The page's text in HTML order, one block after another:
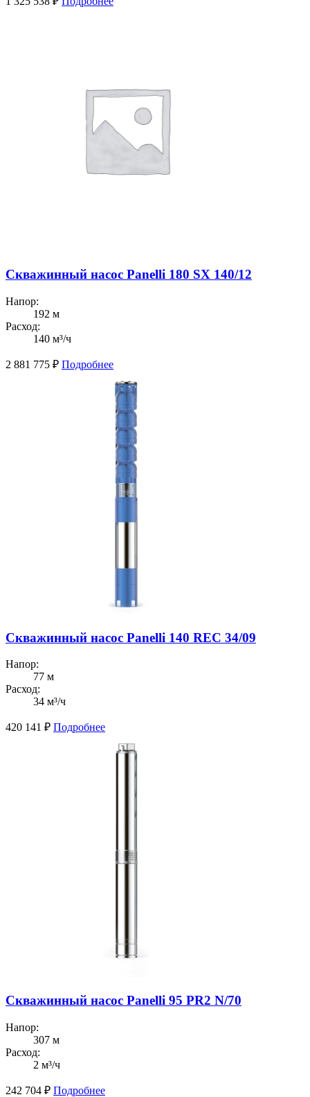
Скважинный насос Panelli 180 SX 140/12
Напор:
192 м
Расход:
140 м³/ч
2 881 775 ₽ Подробнее
Скважинный насос Panelli 140 REC 34/09
Напор:
77 м
Расход:
34 м³/ч
420 141 ₽ Подробнее
Скважинный насос Panelli 95 PR2 N/70
Напор:
307 м
Расход:
2 м³/ч
242 704 ₽ Подробнее